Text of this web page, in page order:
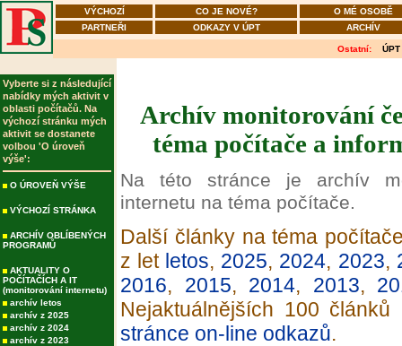
VÝCHOZÍ CO JE NOVÉ?
O MÉ OSOBĚ
PARTNEŘI
ODKAZY V ÚPT ARCHÍV
Ostatní: ÚPT
Vyberte si z následující
nabídky mých aktivit v
oblasti počítačů. Na
výchozí stránku mých
aktivit se dostanete
volbou 'O úroveň
výše':
O ÚROVEŇ VÝŠE
VÝCHOZÍ STRÁNKA
ARCHÍV OBLÍBENÝCH
PROGRAMŮ
AKTUALITY O
POČÍTAČÍCH A IT
(monitorování internetu)
archív letos
archív z 2025
archív z 2024
archív z 2023
Archív monitorování
téma počítače a
Na této stránce je archív
internetu na téma počítače.
Další články na téma
z let letos, 2025, 2024, 2023,
2016, 2015, 2014, 2013,
Nejaktuálnějších 100
stránce on-line odkazů.